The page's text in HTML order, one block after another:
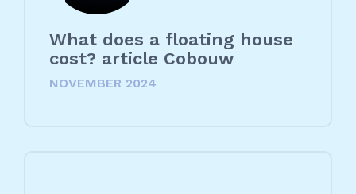
What does a floating house
cost? article Cobouw
NOVEMBER 2024